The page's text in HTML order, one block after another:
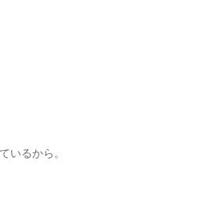
いるから。